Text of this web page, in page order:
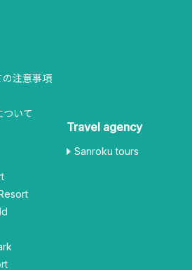
の注意事項
ついて
Travel agency
Sanroku tours